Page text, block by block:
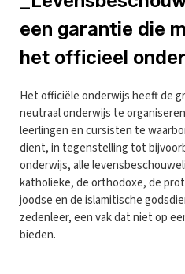
een garantie die
het officieel
Het officiële onderwijs heeft de
neutraal onderwijs te
leerlingen en cursisten te
dient, in tegenstelling tot
onderwijs, alle
katholieke, de orthodoxe, de
joodse en de islamitische
zedenleer, een vak dat niet op
bieden.